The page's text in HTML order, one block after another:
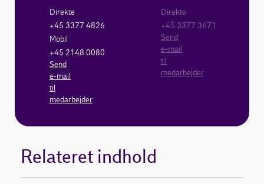
Direkte
+45 3377 4826
Mobil
+45 2148 0080
Send
e-mail
til
medarbejder
Direkte
+45 3377 3671
Send
e-mail
til
medarbejder
Relateret indhold